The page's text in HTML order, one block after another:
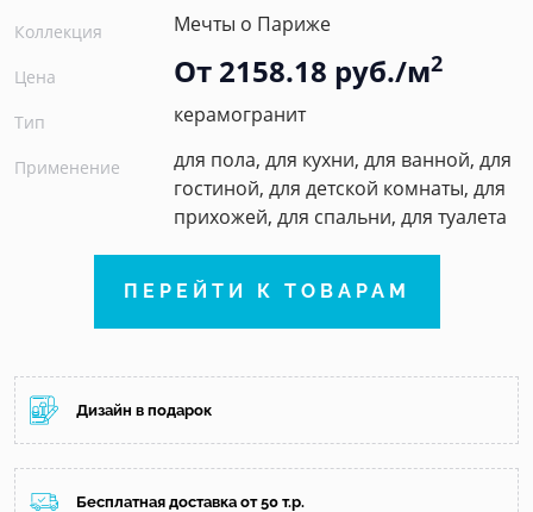
Коллекция Мечты о Париже
Цена От 2158.18 руб./м2
Тип керамогранит
Применение
для пола, для кухни, для ванной, для
гостиной, для детской комнаты, для
прихожей, для спальни, для туалета
ПЕРЕЙТИ К ТОВАРАМ
Дизайн в подарок
Бесплатная доставка от 50 т.р.